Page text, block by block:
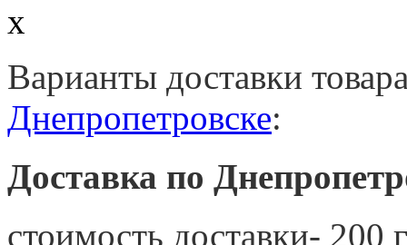
x
Варианты доставки
Днепропетровске:
Доставка по
стоимость доставки- 200